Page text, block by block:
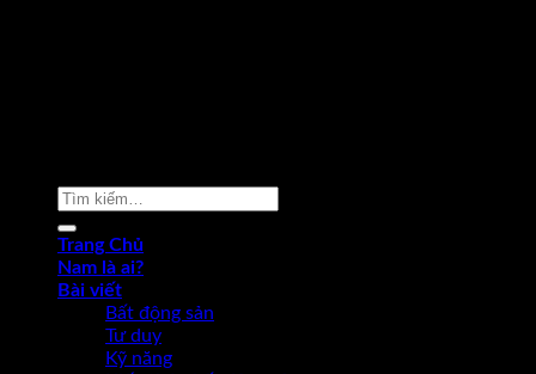
Tìm
Trang Chủ
Nam là ai?
Bài viết
Bất động sản
Tư duy
Kỹ năng